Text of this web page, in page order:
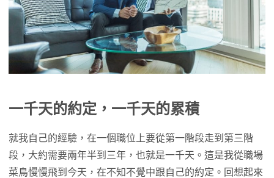
一千天的約定，一千天的累積
就我自己的經驗，在一個職位上要從第一階段走到第三階
段，大約需要兩年半到三年，也就是一千天。這是我從職場
菜鳥慢慢飛到今天，在不知不覺中跟自己的約定。回想起來